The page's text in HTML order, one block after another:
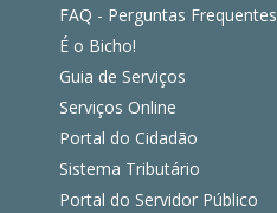
FAQ - Perguntas Frequentes
É o Bicho!
Guia de Serviços
Serviços Online
Portal do Cidadão
Sistema Tributário
Portal do Servidor Público